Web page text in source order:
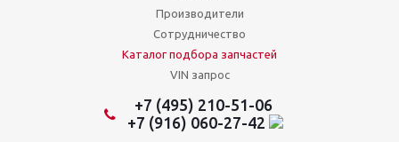
Производители
Сотрудничество
Каталог подбора запчастей
VIN запрос
+7 (495) 210-51-06
+7 (916) 060-27-42